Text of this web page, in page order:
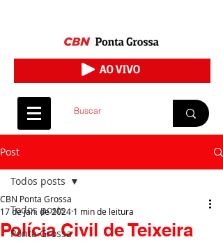
Post
Todos posts
Ponta Grossa
Todos posts
Polícia Civil de Teixeira
CBN Ponta Grossa
17 de jan. de 2024 1 min de leitura